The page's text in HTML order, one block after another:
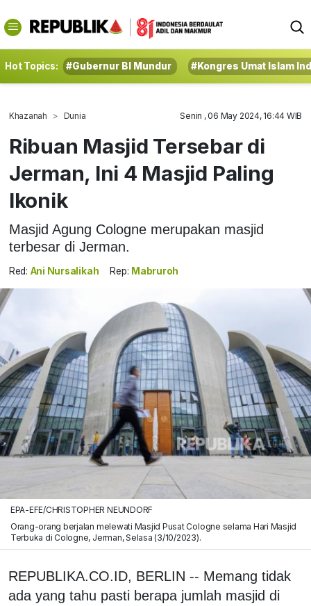
Hot Topics: #Gubernur BI Mundur #Kongres Umat Islam
Khazanah Dunia Senin , 06 May 2024, 16:44 WIB
Ribuan Masjid Tersebar di
Jerman, Ini 4 Masjid Paling
Ikonik
Masjid Agung Cologne merupakan masjid
terbesar di Jerman.
Red: Ani Nursalikah Rep: Mabruroh
EPA-EFE/CHRISTOPHER NEUNDORF
Orang-orang berjalan melewati Masjid Pusat Cologne selama Hari Masjid
Terbuka di Cologne, Jerman, Selasa (3/10/2023).
REPUBLIKA.CO.ID, BERLIN -- Memang tidak
ada yang tahu pasti berapa jumlah masjid di